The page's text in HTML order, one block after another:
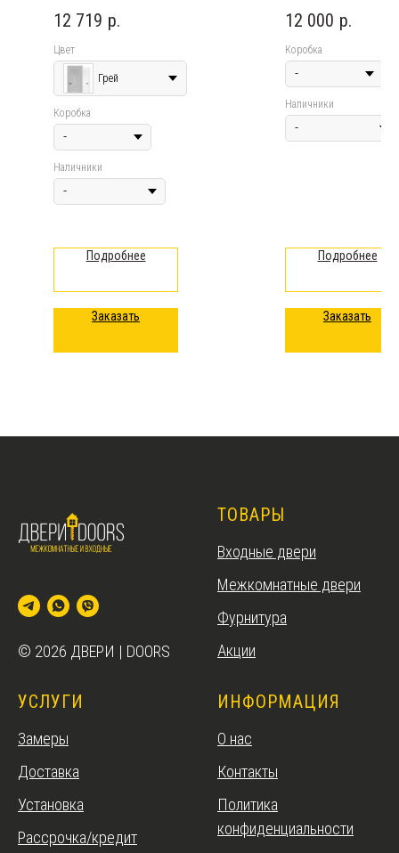
12 719 р.
Цвет
Грей
Коробка
Наличники
Подробнее
Заказать
12 000 р.
Коробка
Наличники
Подробнее
Заказать
© 2026 ДВЕРИ | DOORS
ТОВАРЫ
Входные двери
Межкомнатные двери
Фурнитура
Акции
УСЛУГИ
Замеры
Доставка
Установка
Рассрочка/кредит
ИНФОРМАЦИЯ
О нас
Контакты
Политика
конфиденциальности